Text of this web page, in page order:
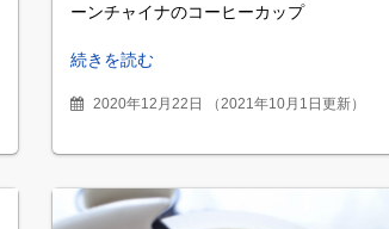
ーンチャイナのコーヒーカップ
続きを読む
2020年12月22日 （ 2021年10月1日更新）